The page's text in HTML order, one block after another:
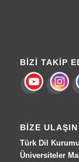
BIZI TAKIP
BIZE ULAŞIN
Türk Dil Kurumu
Üniversiteler